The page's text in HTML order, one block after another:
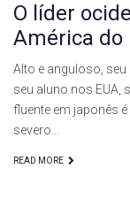
O líder
América do
Alto e anguloso,
seu aluno nos EUA,
fluente em japonês
severo…
READ MORE